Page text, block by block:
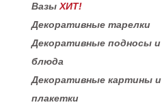
Вазы ХИТ!
Декоративные тарелки
Декоративные подносы и
блюда
Декоративные картины и
плакетки